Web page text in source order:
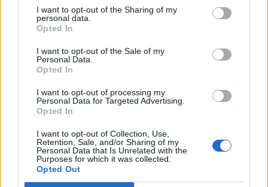
I want to opt-out of the Sharing of my
personal data.
Opted In
I want to opt-out of the Sale of my
Personal Data.
Opted In
I want to opt-out of processing my
Personal Data for Targeted Advertising.
Opted In
I want to opt-out of Collection, Use,
Retention, Sale, and/or Sharing of my
Personal Data that Is Unrelated with the
Purposes for which it was collected.
Opted Out
PIÙ LETTI OGGI
L'Ossese si prepara all'esordio in D: Forzati,
Cabrera, Tesio, Limongelli, Bolzicco e tanti
giovani tra i…
7 Ago 2026